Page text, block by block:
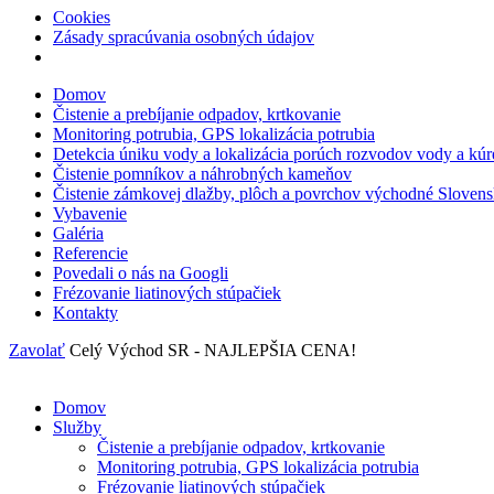
Cookies
Zásady spracúvania osobných údajov
Domov
Čistenie a prebíjanie odpadov, krtkovanie
Monitoring potrubia, GPS lokalizácia potrubia
Detekcia úniku vody a lokalizácia porúch rozvodov vody a
Čistenie pomníkov a náhrobných kameňov
Čistenie zámkovej dlažby, plôch a povrchov východné
Vybavenie
Galéria
Referencie
Povedali o nás na Googli
Frézovanie liatinových stúpačiek
Kontakty
Zavolať Celý Východ SR - NAJLEPŠIA CENA!
Domov
Služby
Čistenie a prebíjanie odpadov, krtkovanie
Monitoring potrubia, GPS lokalizácia potrubia
Frézovanie liatinových stúpačiek